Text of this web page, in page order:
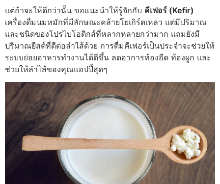
แต่ถ้าจะให้ดีกว่านั้น ขอแนะนำให้รู้จักกับ คีเฟอร์ (Kefir)
เครื่องดื่มนมหมักที่มีลักษณะคล้ายโยเกิร์ตเหลว แต่มีปริมาณ
และชนิดของโปรไบโอติกส์ที่หลากหลายกว่ามาก แถมยังมี
ปริมาณยีสต์ที่ดีต่อลำไส้ด้วย การดื่มคีเฟอร์เป็นประจำจะช่วยให้
ระบบย่อยอาหารทำงานได้ดีขึ้น ลดอาการท้องอืด ท้องผูก และ
ช่วยให้ลำไส้ของคุณแฮปปี้สุดๆ